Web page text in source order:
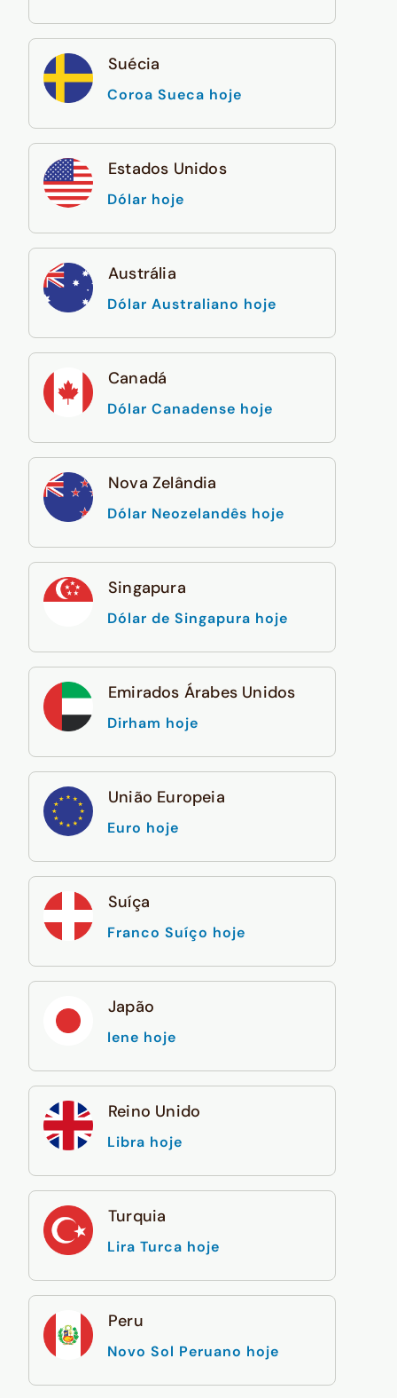
Suécia
Coroa Sueca hoje
Estados Unidos
Dólar hoje
Austrália
Dólar Australiano hoje
Canadá
Dólar Canadense hoje
Nova Zelândia
Dólar Neozelandês hoje
Singapura
Dólar de Singapura hoje
Emirados Árabes Unidos
Dirham hoje
União Europeia
Euro hoje
Suíça
Franco Suíço hoje
Japão
Iene hoje
Reino Unido
Libra hoje
Turquia
Lira Turca hoje
Peru
Novo Sol Peruano hoje